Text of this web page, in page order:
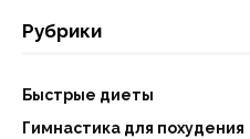
Рубрики
Быстрые диеты
Гимнастика для похудения